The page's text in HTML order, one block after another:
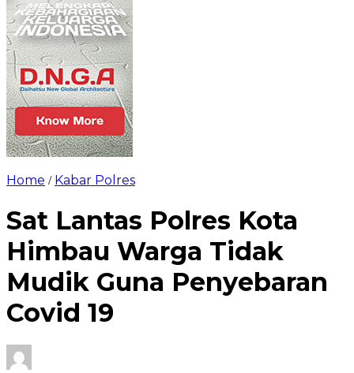
Home / Kabar Polres
Sat Lantas Polres Kota
Himbau Warga Tidak
Mudik Guna Penyebaran
Covid 19